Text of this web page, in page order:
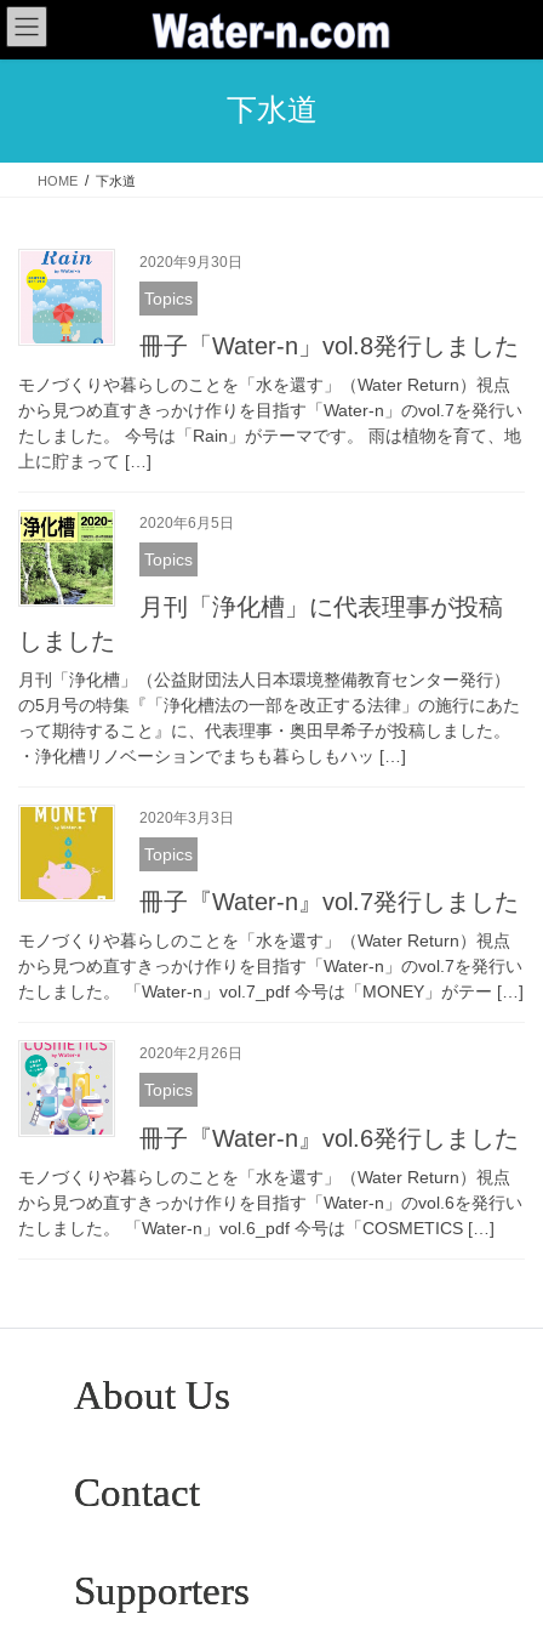
コ
ン
テ
ス
ナ
ビ
ゲ
ン
下水道
HOME 下水道
2020年9月30日
Topics
冊子「Water-n」vol.8発行しました
モノづくりや暮らしのことを「水を還す」（Water Return）視点
から見つめ直すきっかけ作りを目指す「Water-n」のvol.7を発行い
たしました。 今号は「Rain」がテーマです。 雨は植物を育て、地
上に貯まって […]
2020年6月5日
Topics
月刊「浄化槽」に代表理事が投稿
しました
月刊「浄化槽」（公益財団法人日本環境整備教育センター発行）
の5月号の特集『「浄化槽法の一部を改正する法律」の施行にあた
って期待すること』に、代表理事・奥田早希子が投稿しました。
・浄化槽リノベーションでまちも暮らしもハッ […]
2020年3月3日
Topics
冊子『Water-n』vol.7発行しました
モノづくりや暮らしのことを「水を還す」（Water Return）視点
から見つめ直すきっかけ作りを目指す「Water-n」のvol.7を発行い
たしました。 「Water-n」vol.7_pdf 今号は「MONEY」がテー […]
2020年2月26日
Topics
冊子『Water-n』vol.6発行しました
モノづくりや暮らしのことを「水を還す」（Water Return）視点
から見つめ直すきっかけ作りを目指す「Water-n」のvol.6を発行い
たしました。 「Water-n」vol.6_pdf 今号は「COSMETICS […]
About Us
Contact
Supporters